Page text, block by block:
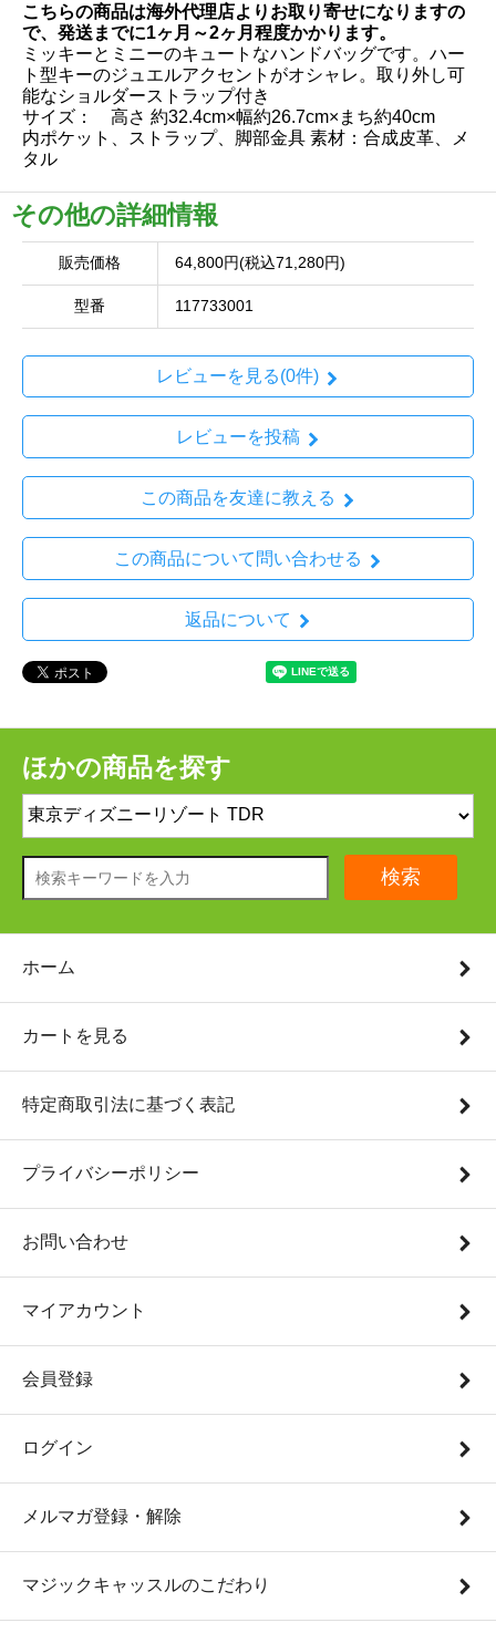
こちらの商品は海外代理店よりお取り寄せになりますの
で、発送までに1ヶ月～2ヶ月程度かかります。
ミッキーとミニーのキュートなハンドバッグです。ハー
ト型キーのジュエルアクセントがオシャレ。取り外し可
能なショルダーストラップ付き
サイズ： 高さ 約32.4cm×幅約26.7cm×まち約40cm
内ポケット、ストラップ、脚部金具 素材：合成皮革、メ
タル
その他の詳細情報
販売価格 64,800円(税込71,280円)
型番 117733001
レビューを見る(0件)
レビューを投稿
この商品を友達に教える
この商品について問い合わせる
返品について
ほかの商品を探す
検索
ホーム
カートを見る
特定商取引法に基づく表記
プライバシーポリシー
お問い合わせ
マイアカウント
会員登録
ログイン
メルマガ登録・解除
マジックキャッスルのこだわり